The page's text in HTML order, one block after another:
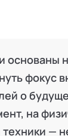
основаны
фокус
о
на
—